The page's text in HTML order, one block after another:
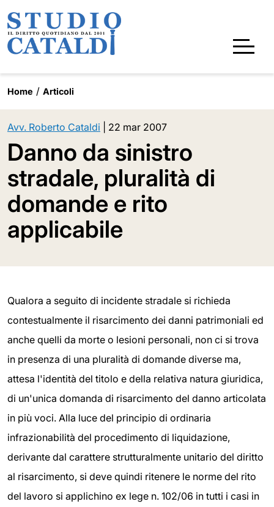
Home Articoli
Avv. Roberto Cataldi 22 mar 2007
Danno da sinistro
stradale, pluralità di
domande e rito
applicabile
Qualora a seguito di incidente stradale si richieda
contestualmente il risarcimento dei danni patrimoniali ed
anche quelli da morte o lesioni personali, non ci si trova
in presenza di una pluralità di domande diverse ma,
attesa l'identità del titolo e della relativa natura giuridica,
di un'unica domanda di risarcimento del danno articolata
in più voci. Alla luce del principio di ordinaria
infrazionabilità del procedimento di liquidazione,
derivante dal carattere strutturalmente unitario del diritto
al risarcimento, si deve quindi ritenere le norme del rito
del lavoro si applichino ex lege n. 102/06 in tutti i casi in